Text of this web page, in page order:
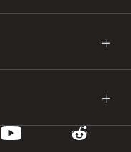
＋
＋